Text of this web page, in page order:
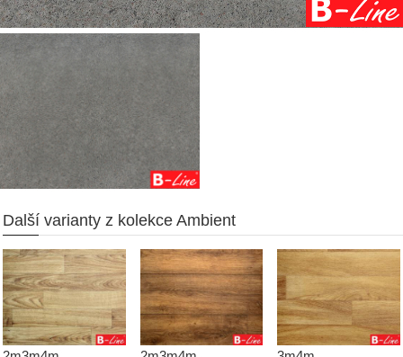
Další varianty z kolekce Ambient